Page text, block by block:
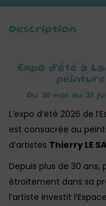
Description
Expo d’été à
peinture
Du 30 mai au 31
L’expo d’été 2026 de
est consacrée au
d’artistes Thierry LE
Depuis plus de 30
étroitement dans sa
l’artiste investit